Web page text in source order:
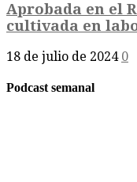
Aprobada en el
cultivada en
18 de julio de 2024 0
Podcast semanal